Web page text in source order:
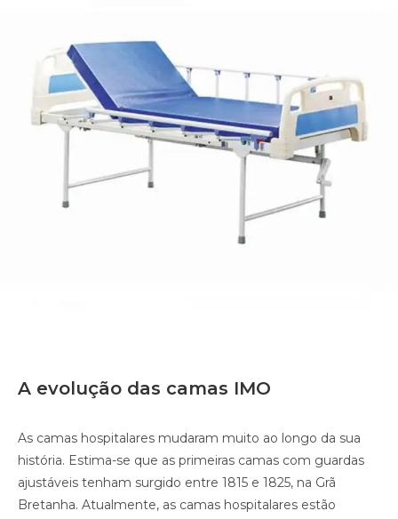
A evolução das camas IMO
As camas hospitalares mudaram muito ao longo da sua
história. Estima-se que as primeiras camas com guardas
ajustáveis tenham surgido entre 1815 e 1825, na Grã
Bretanha. Atualmente, as camas hospitalares estão